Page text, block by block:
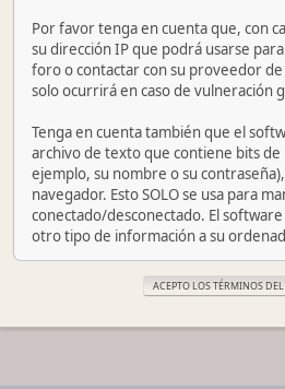
Por favor tenga en cuenta que, con
su dirección IP que podrá usarse
foro o contactar con su proveedor
solo ocurrirá en caso de vulneración
Tenga en cuenta también que el
archivo de texto que contiene bits
ejemplo, su nombre o su
navegador. Esto SOLO se usa para
conectado/desconectado. El
otro tipo de información a su